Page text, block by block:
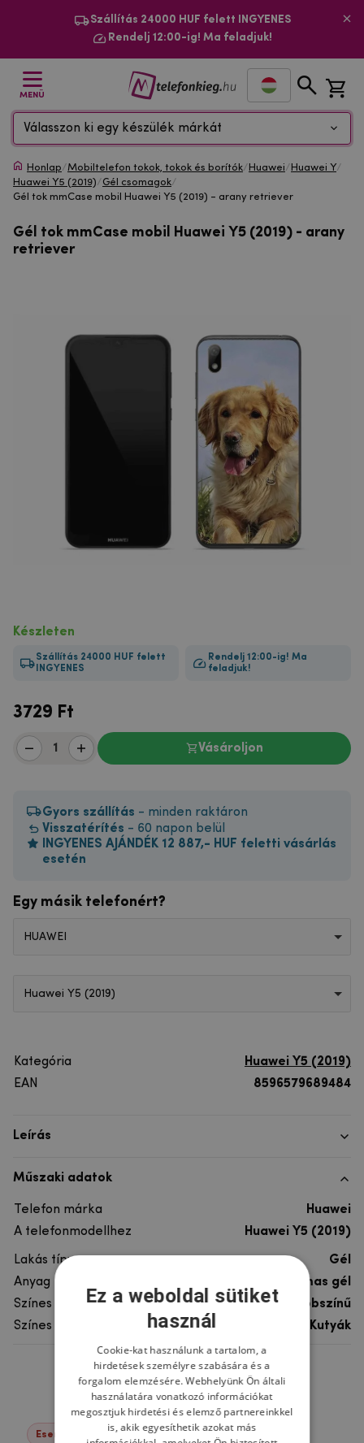
Szállítás 24000 HUF felett INGYENES
Rendelj 12:00-ig! Ma feladjuk!
MENÜ
Válasszon ki egy készülék márkát
Honlap/Mobiltelefon tokok, tokok és borítók/ Huawei/ Huawei Y/
Huawei Y5 (2019)/Gél csomagok/
Gél tok mmCase mobil Huawei Y5 (2019) - arany retriever
Gél tok mmCase mobil Huawei Y5 (2019) - arany
retriever
Készleten
Szállítás 24000 HUF felett
INGYENES
Rendelj 12:00-ig! Ma
feladjuk!
3729 Ft
Vásároljon
Gyors szállítás - minden raktáron
Visszatérítés - 60 napon belül
INGYENES AJÁNDÉK 12 887,- HUF feletti vásárlás
esetén
Egy másik telefonért?
HUAWEI
Huawei Y5 (2019)
Kategória
Huawei Y5 (2019)
EAN
8596579689484
Leírás
Műszaki adatok
Telefon márka
Huawei
A telefonmodellhez
Huawei Y5 (2019)
Lakás típusa
Gél
Anyag
rugalmas gél
Színes
többszínű
Színes motívum
Kutyák
Ne felejtsd el
Események -22%
Ez a weboldal sütiket
használ
Cookie-kat használunk a tartalom, a
hirdetések személyre szabására és a
forgalom elemzésére. Webhelyünk Ön általi
használatára vonatkozó információkat
megosztjuk hirdetési és elemző partnereinkkel
is, akik egyesíthetik azokat más